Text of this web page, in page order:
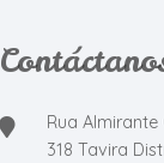
Rua
318 Tavira